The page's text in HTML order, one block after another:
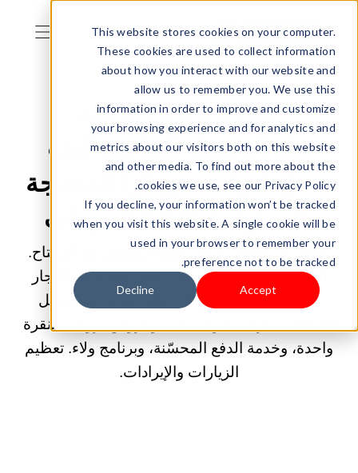
This website stores cookies on your computer.
These cookies are used to collect information
about how you interact with our website and
allow us to remember you. We use this
information in order to improve and customize
your browsing experience and for analytics and
metrics about our visitors both on this website
and other media. To find out more about the
cookies we use, see our Privacy Policy.
If you decline, your information won’t be tracked
when you visit this website. A single cookie will be
used in your browser to remember your
preference not to be tracked.
Accept
Decline
21/05/2025 11:00:58 م | بيع منتجاتك
حل التحويل النهائي: كيف
تعمل أدوات شوبلازا المدمجة
على زيادة كفاءة المبيعات
تحويل حركة المرور إلى عملاء يدفعون هو المفتاح.
العديد من تكتيكات التحويل لدى العديد من التجار
مجزأة. يوفر حل شوبلازا الكل في واحد لتحويل
العملاء مسارات تحويل ذكية، وعروض ترويجية بنقرة
واحدة، وخدمة الدفع المحسّنة، وبرنامج ولاء. تعظيم
الزيارات والإيرادات.